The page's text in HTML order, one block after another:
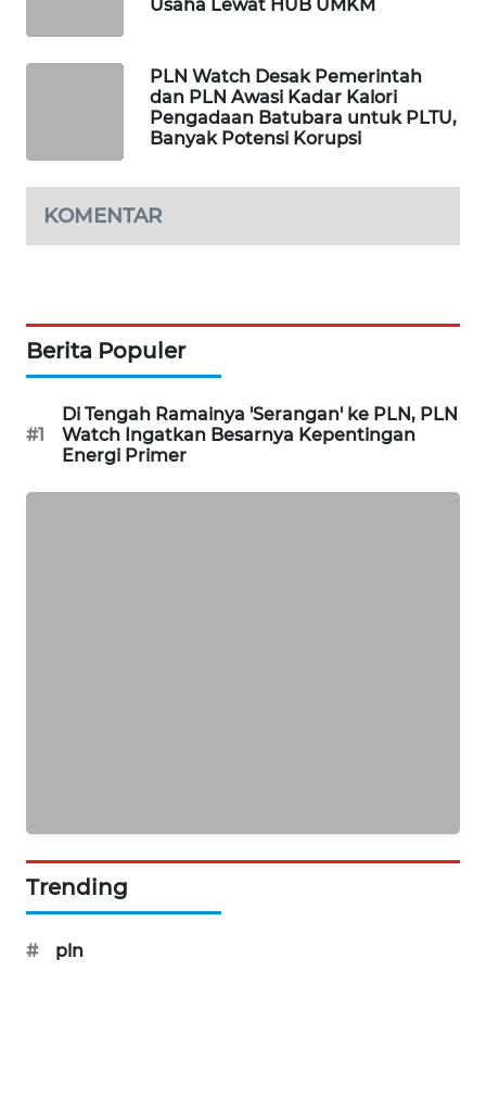
Usaha Lewat HUB UMKM
PLN Watch Desak Pemerintah
dan PLN Awasi Kadar Kalori
Pengadaan Batubara untuk PLTU,
Banyak Potensi Korupsi
KOMENTAR
Berita Populer
#1
Di Tengah Ramainya 'Serangan' ke PLN, PLN
Watch Ingatkan Besarnya Kepentingan
Energi Primer
Trending
# pln
MAWAKA
ID
MARTABAT
PLN
WATCH
MKLI
LPKKI
FORJASIDA
TAMBANG
NEWS